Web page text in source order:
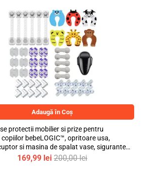
Adaugă în Coș
protectii mobilier si prize pentru
bebeLOGIC™, opritoare usa,
si masina de spalat vase, sigurante
fixe, protectii prize si colturi
169,99 lei 200,00lei